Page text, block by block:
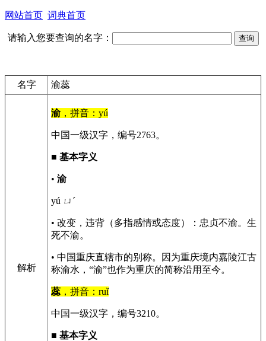
网站首页 词典首页
请输入您要查询的名字：
名字 渝蕊
解析
渝，拼音：yú
中国一级汉字，编号2763。
■ 基本字义
• 渝
yú ㄩˊ
• 改变，违背（多指感情或态度）：忠贞不渝。生
死不渝。
• 中国重庆直辖市的别称。因为重庆境内嘉陵江古
称渝水，“渝”也作为重庆的简称沿用至今。
蕊 ，拼音：ruǐ
中国一级汉字，编号3210。
■ 基本字义